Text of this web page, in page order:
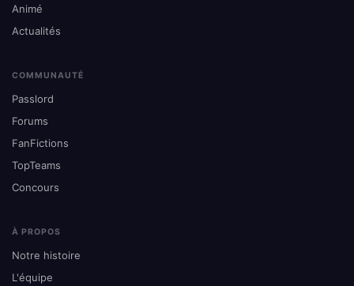
Animé
Actualités
COMMUNAUTÉ
Passlord
Forums
FanFictions
TopTeams
Concours
À PROPOS
Notre histoire
L'équipe